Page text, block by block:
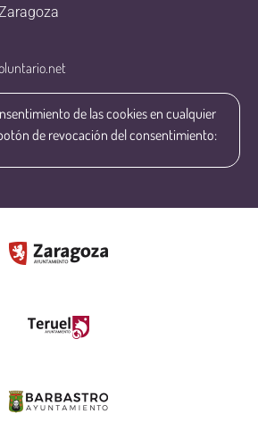
de las cookies en cualquier
de revocación del consentimiento: